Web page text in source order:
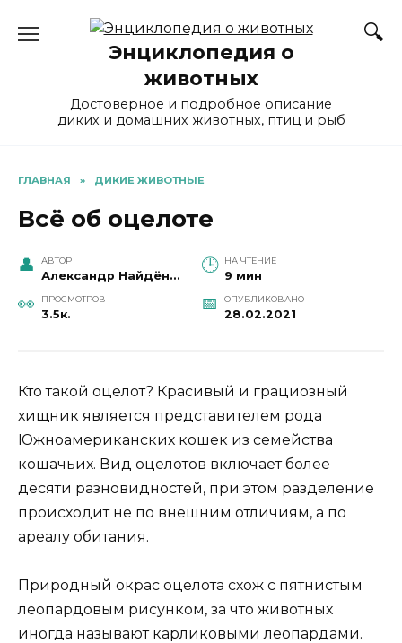
Энциклопедия о
животных
Достоверное и подробное описание
диких и домашних животных, птиц и рыб
ГЛАВНАЯ » ДИКИЕ ЖИВОТНЫЕ
Всё об оцелоте
АВТОР
Александр Найдёнов
НА ЧТЕНИЕ
9 мин
ПРОСМОТРОВ
3.5к.
ОПУБЛИКОВАНО
28.02.2021
Кто такой оцелот? Красивый и грациозный
хищник является представителем рода
Южноамериканских кошек из семейства
кошачьих. Вид оцелотов включает более
десяти разновидностей, при этом разделение
происходит не по внешним отличиям, а по
ареалу обитания.
Природный окрас оцелота схож с пятнистым
леопардовым рисунком, за что животных
иногда называют карликовыми леопардами.